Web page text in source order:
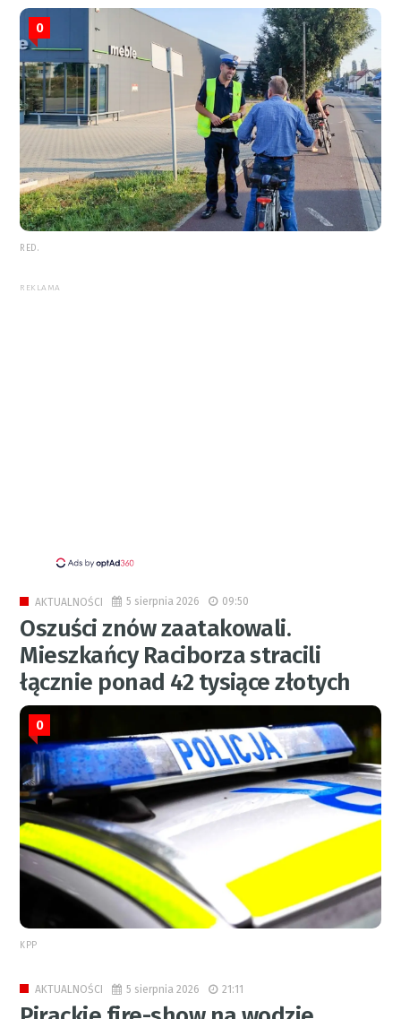
0
RED.
REKLAMA
AKTUALNOŚCI 5 sierpnia 2026 09:50
Oszuści znów zaatakowali.
Mieszkańcy Raciborza stracili
łącznie ponad 42 tysiące złotych
0
KPP
AKTUALNOŚCI 5 sierpnia 2026 21:11